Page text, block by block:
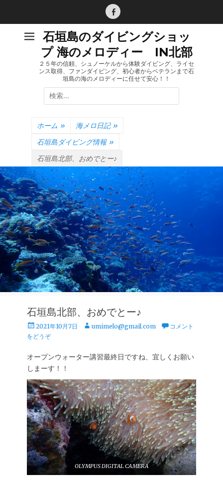
Facebook
石垣島のダイビングショッ
プ 海のメロディー IN北部
２５年の信頼、シュノーケルから体験ダイビング、ライセ
ンス取得、ファンダイビング、初心者からベテランまで石
垣島の海のメロディーに任せて安心！！
検
索:
ホーム » 海メロ日記 »
石垣島ダイビング情報 »
石垣島北部、おめでとー♪
石垣島北部、おめでとー♪
投
稿
2021年10月7日
投 umimelo@gmail.com
コメント
をどうぞ
オープンウォーター講習最終日ですね、宜しくお願い
しまーす！！
OLYMPUS DIGITAL CAMERA